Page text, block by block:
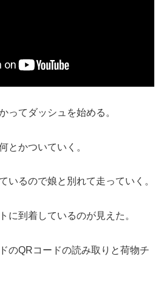
ってダッシュを始める。
とかついていく。
いるので娘と別れて走っていく。
に到着しているのが見えた。
のQRコードの読み取りと荷物チ